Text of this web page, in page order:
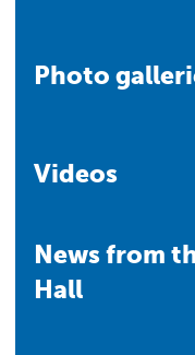
Photo
Videos
News from the Town
Hall